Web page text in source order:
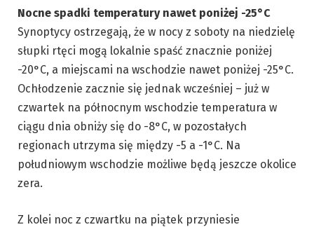
Nocne spadki temperatury nawet poniżej -25°C
Synoptycy ostrzegają, że w nocy z soboty na niedzielę
słupki rtęci mogą lokalnie spaść znacznie poniżej
-20°C, a miejscami na wschodzie nawet poniżej -25°C.
Ochłodzenie zacznie się jednak wcześniej – już w
czwartek na północnym wschodzie temperatura w
ciągu dnia obniży się do -8°C, w pozostałych
regionach utrzyma się między -5 a -1°C. Na
południowym wschodzie możliwe będą jeszcze okolice
zera.
Z kolei noc z czwartku na piątek przyniesie